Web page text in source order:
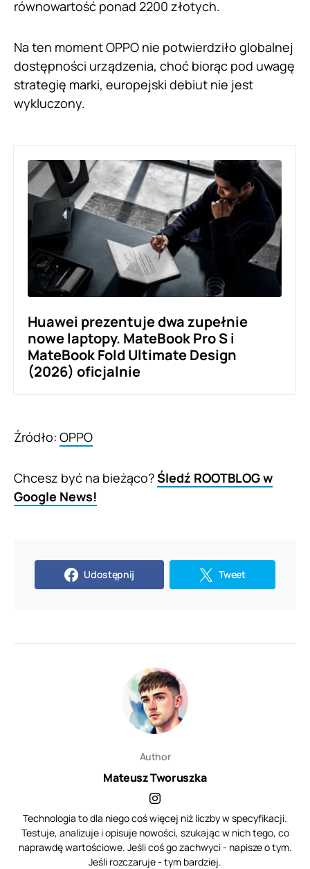
równowartość ponad 2200 złotych.
Na ten moment OPPO nie potwierdziło globalnej
dostępności urządzenia, choć biorąc pod uwagę
strategię marki, europejski debiut nie jest
wykluczony.
Huawei prezentuje dwa zupełnie
nowe laptopy. MateBook Pro S i
MateBook Fold Ultimate Design
(2026) oficjalnie
Źródło: OPPO
Chcesz być na bieżąco?Śledź ROOTBLOG w
Google News!
Udostępnij Tweet
Author
Mateusz Tworuszka
Technologia to dla niego coś więcej niż liczby w specyfikacji.
Testuje, analizuje i opisuje nowości, szukając w nich tego, co
naprawdę wartościowe. Jeśli coś go zachwyci - napisze o tym.
Jeśli rozczaruje - tym bardziej.